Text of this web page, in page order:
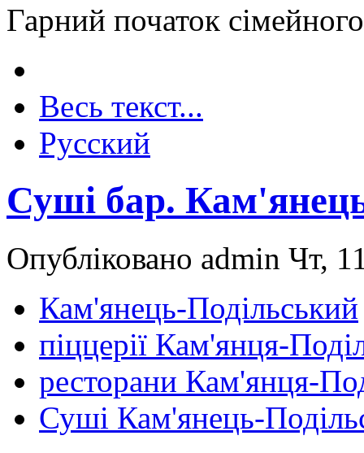
Гарний початок
Весь текст...
Русский
Суші бар.
Опубліковано admin Чт,
Кам'янець-Подільський
піццерії Кам'янця-
ресторани Кам'янця-
Суші Кам'янець-